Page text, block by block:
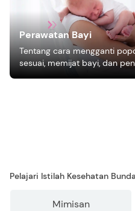
Perawatan Bayi
Tentang cara mengganti
sesuai, memijat bayi, dan
bagi pertumbuhan bayi.
Pelajari Istilah Kesehatan
Mimisan